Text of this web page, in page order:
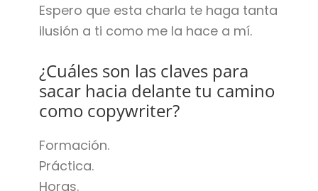
Espero que esta charla te haga tanta
ilusión a ti como me la hace a mí.
¿Cuáles son las claves para
sacar hacia delante tu camino
como copywriter?
Formación.
Práctica.
Horas.